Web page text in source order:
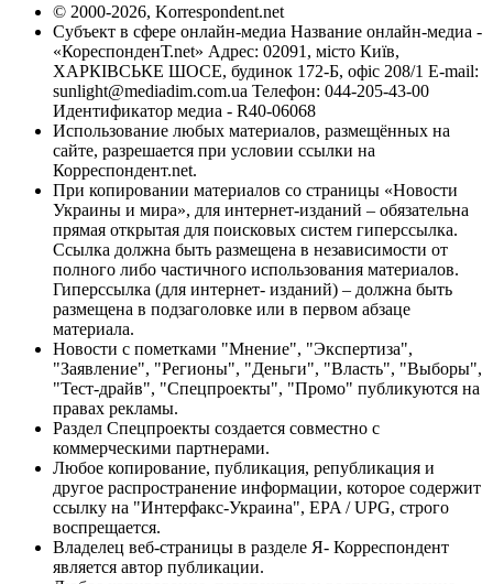
© 2000-2026, Korrespondent.net
Субъект в сфере онлайн-медиа Название онлайн-медиа -
«КореспонденТ.net» Адрес: 02091, місто Київ,
ХАРКІВСЬКЕ ШОСЕ, будинок 172-Б, офіс 208/1 E-mail:
sunlight@mediadim.com.ua Телефон: 044-205-43-00
Идентификатор медиа - R40-06068
Использование любых материалов, размещённых на
сайте, разрешается при условии ссылки на
Корреспондент.net.
При копировании материалов со страницы «Новости
Украины и мира», для интернет-изданий – обязательна
прямая открытая для поисковых систем гиперссылка.
Ссылка должна быть размещена в независимости от
полного либо частичного использования материалов.
Гиперссылка (для интернет- изданий) – должна быть
размещена в подзаголовке или в первом абзаце
материала.
Новости с пометками "Мнение", "Экспертиза",
"Заявление", "Регионы", "Деньги", "Власть", "Выборы",
"Тест-драйв", "Спецпроекты", "Промо" публикуются на
правах рекламы.
Раздел Спецпроекты создается совместно с
коммерческими партнерами.
Любое копирование, публикация, републикация и
другое распространение информации, которое содержит
ссылку на "Интерфакс-Украина", EPA / UPG, строго
воспрещается.
Владелец веб-страницы в разделе Я- Корреспондент
является автор публикации.